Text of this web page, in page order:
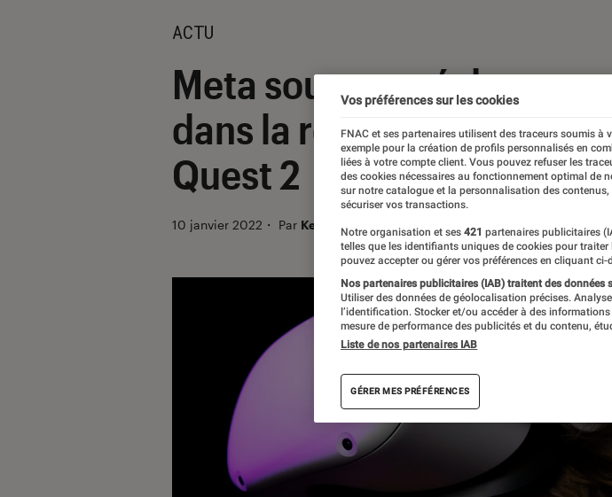
ACTU
Meta soupçonné de ne
dans la réalité virtuelle
Quest 2
10 janvier 2022 ・ Par Kesso Diallo
Vos préférences sur les cookies
FNAC et ses partenaires utilisent des traceurs soumis
exemple pour la création de profils personnalisés en
liées à votre compte client. Vous pouvez refuser les
des cookies nécessaires au fonctionnement optimal de
sur notre catalogue et la personnalisation des
sécuriser vos transactions.
Notre organisation et ses 421 partenaires publicitaires
telles que les identifiants uniques de cookies pour
pouvez accepter ou gérer vos préférences en cliquant
Nos partenaires publicitaires (IAB) traitent des données
Utiliser des données de géolocalisation précises.
l’identification. Stocker et/ou accéder à des
mesure de performance des publicités et du contenu,
Liste de nos partenaires IAB
GÉRER MES PRÉFÉRENCES